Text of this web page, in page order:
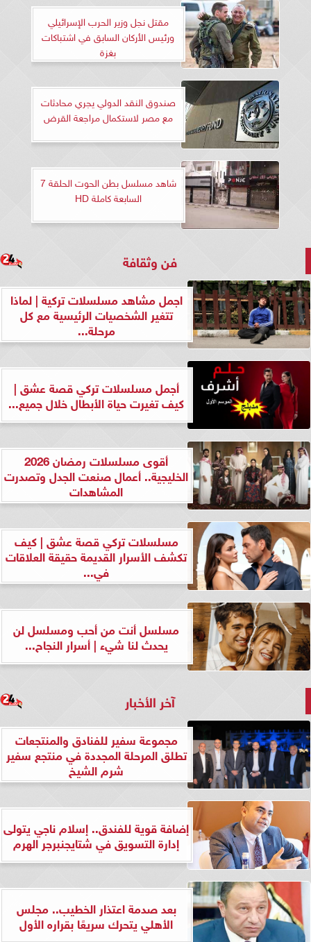
مقتل نجل وزير الحرب الإسرائيلي
ورئيس الأركان السابق في اشتباكات
بغزة
صندوق النقد الدولي يجري محادثات
مع مصر لاستكمال مراجعة القرض
شاهد مسلسل بطن الحوت الحلقة 7
السابعة كاملة HD
فن وثقافة
اجمل مشاهد مسلسلات تركية | لماذا
تتغير الشخصيات الرئيسية مع كل
مرحلة...
أجمل مسلسلات تركي قصة عشق |
كيف تغيرت حياة الأبطال خلال جميع...
أقوى مسلسلات رمضان 2026
الخليجية.. أعمال صنعت الجدل وتصدرت
المشاهدات
مسلسلات تركي قصة عشق | كيف
تكشف الأسرار القديمة حقيقة العلاقات
في...
مسلسل أنت من أحب ومسلسل لن
يحدث لنا شيء | أسرار النجاح...
آخر الأخبار
مجموعة سفير للفنادق والمنتجعات
تطلق المرحلة المجددة في منتجع سفير
شرم الشيخ
إضافة قوية للفندق.. إسلام ناجي يتولى
إدارة التسويق في شتايجنبرجر الهرم
بعد صدمة اعتذار الخطيب.. مجلس
الأهلي يتحرك سريعًا بقراره الأول